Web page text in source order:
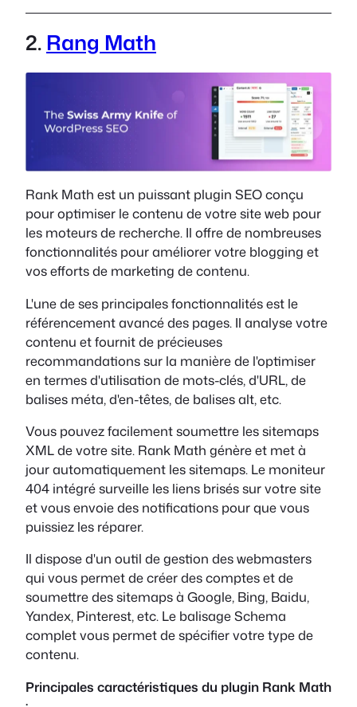
2.Rang Math
Rank Math est un puissant plugin SEO conçu
pour optimiser le contenu de votre site web pour
les moteurs de recherche. Il offre de nombreuses
fonctionnalités pour améliorer votre blogging et
vos efforts de marketing de contenu.
L'une de ses principales fonctionnalités est le
référencement avancé des pages. Il analyse votre
contenu et fournit de précieuses
recommandations sur la manière de l'optimiser
en termes d'utilisation de mots-clés, d'URL, de
balises méta, d'en-têtes, de balises alt, etc.
Vous pouvez facilement soumettre les sitemaps
XML de votre site. Rank Math génère et met à
jour automatiquement les sitemaps. Le moniteur
404 intégré surveille les liens brisés sur votre site
et vous envoie des notifications pour que vous
puissiez les réparer.
Il dispose d'un outil de gestion des webmasters
qui vous permet de créer des comptes et de
soumettre des sitemaps à Google, Bing, Baidu,
Yandex, Pinterest, etc. Le balisage Schema
complet vous permet de spécifier votre type de
contenu.
Principales caractéristiques du plugin Rank Math